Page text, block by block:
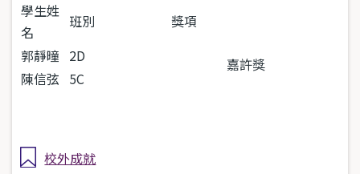
學生姓
名
班別
獎項
郭靜曈 2D 嘉許獎
陳信弦 5C
校外成就